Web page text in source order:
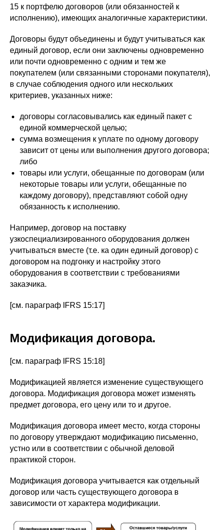
15 к портфелю договоров (или обязанностей к
исполнению), имеющих аналогичные характеристики.
Договоры будут объединены и будут учитываться как
единый договор, если они заключены одновременно
или почти одновременно с одним и тем же
покупателем (или связанными сторонами покупателя),
в случае соблюдения одного или нескольких
критериев, указанных ниже:
договоры согласовывались как единый пакет с
единой коммерческой целью;
сумма возмещения к уплате по одному договору
зависит от цены или выполнения другого договора;
либо
товары или услуги, обещанные по договорам (или
некоторые товары или услуги, обещанные по
каждому договору), представляют собой одну
обязанность к исполнению.
Например, договор на поставку
узкоспециализированного оборудования должен
учитываться вместе (т.е. ка один единый договор) с
договором на подгонку и настройку этого
оборудования в соответствии с требованиями
заказчика.
[см. параграф IFRS 15:17]
Модификация договора.
[см. параграф IFRS 15:18]
Модификацией является изменение существующего
договора. Модификация договора может изменять
предмет договора, его цену или то и другое.
Модификация договора имеет место, когда стороны
по договору утверждают модификацию письменно,
устно или в соответствии с обычной деловой
практикой сторон.
Модификация договора учитывается как отдельный
договор или часть существующего договора в
зависимости от характера модификации.